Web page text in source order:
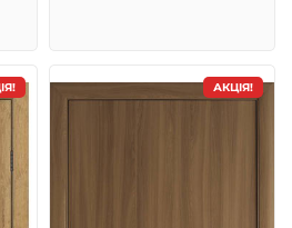
АКЦІЯ!